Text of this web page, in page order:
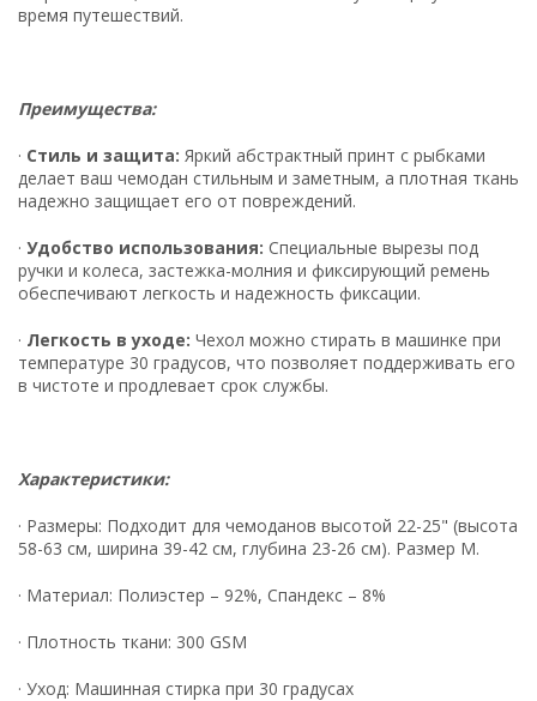
время путешествий.
Преимущества:
· Стиль и защита: Яркий абстрактный принт с рыбками
делает ваш чемодан стильным и заметным, а плотная ткань
надежно защищает его от повреждений.
· Удобство использования: Специальные вырезы под
ручки и колеса, застежка-молния и фиксирующий ремень
обеспечивают легкость и надежность фиксации.
· Легкость в уходе: Чехол можно стирать в машинке при
температуре 30 градусов, что позволяет поддерживать его
в чистоте и продлевает срок службы.
Характеристики:
· Размеры: Подходит для чемоданов высотой 22-25" (высота
58-63 см, ширина 39-42 см, глубина 23-26 см). Размер M.
· Материал: Полиэстер – 92%, Спандекс – 8%
· Плотность ткани: 300 GSM
· Уход: Машинная стирка при 30 градусах